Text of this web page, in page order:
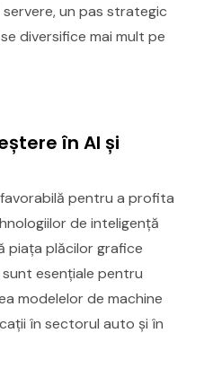
un pas strategic
diversifice mai mult pe
în AI și
pentru a profita
de inteligență
piața plăcilor grafice
sunt esențiale pentru
modelelor de machine
în sectorul auto și în